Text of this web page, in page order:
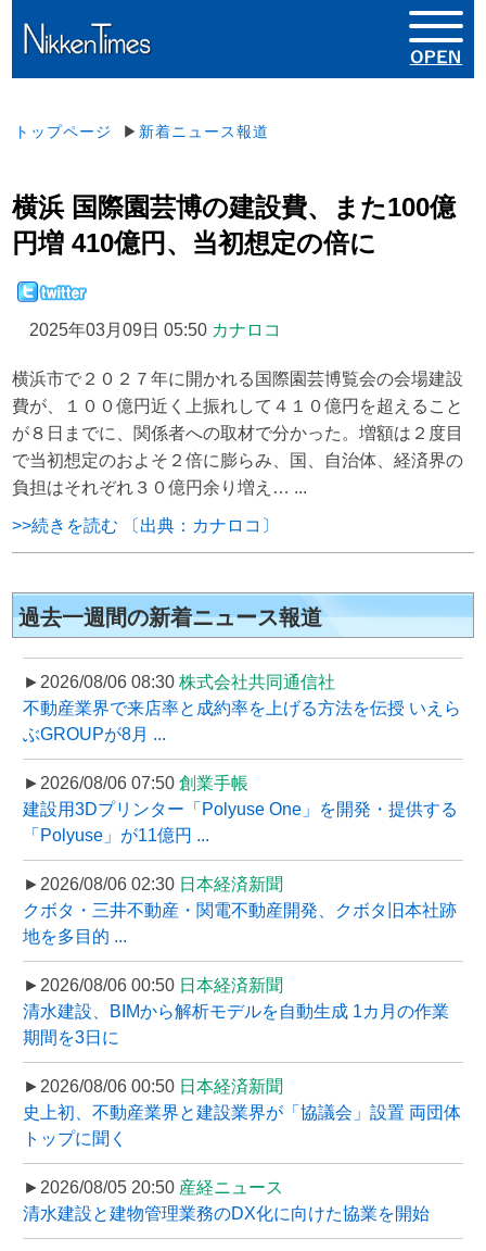
トップページ ▶ 新着ニュース報道
横浜 国際園芸博の建設費、また100億
円増 410億円、当初想定の倍に
2025年03月09日 05:50 カナロコ
横浜市で２０２７年に開かれる国際園芸博覧会の会場建設
費が、１００億円近く上振れして４１０億円を超えること
が８日までに、関係者への取材で分かった。増額は２度目
で当初想定のおよそ２倍に膨らみ、国、自治体、経済界の
負担はそれぞれ３０億円余り増え… ...
>>続きを読む 〔出典：カナロコ〕
過去一週間の新着ニュース報道
►2026/08/06 08:30 株式会社共同通信社
不動産業界で来店率と成約率を上げる方法を伝授 いえら
ぶGROUPが8月 ...
►2026/08/06 07:50 創業手帳
建設用3Dプリンター「Polyuse One」を開発・提供する
「Polyuse」が11億円 ...
►2026/08/06 02:30 日本経済新聞
クボタ・三井不動産・関電不動産開発、クボタ旧本社跡
地を多目的 ...
►2026/08/06 00:50 日本経済新聞
清水建設、BIMから解析モデルを自動生成 1カ月の作業
期間を3日に
►2026/08/06 00:50 日本経済新聞
史上初、不動産業界と建設業界が「協議会」設置 両団体
トップに聞く
►2026/08/05 20:50 産経ニュース
清水建設と建物管理業務のDX化に向けた協業を開始